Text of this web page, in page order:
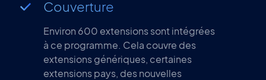
Couverture
Environ 600 extensions sont intégrées
à ce programme. Cela couvre des
extensions génériques, certaines
extensions pays, des nouvelles